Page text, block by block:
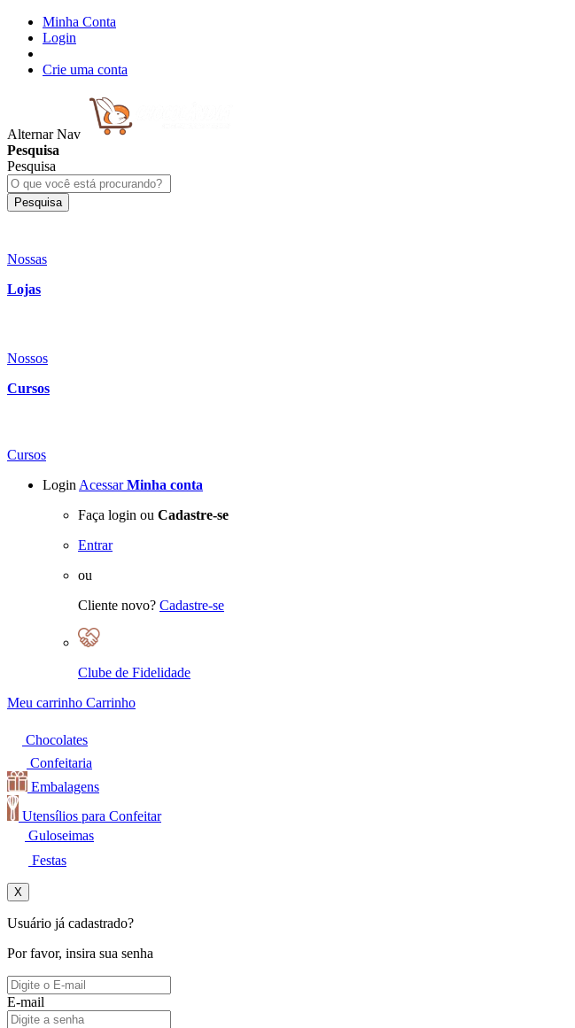
Minha Conta
Login
Crie uma conta
Alternar Nav
Pesquisa
Pesquisa
Pesquisa
Nossas
Lojas
Nossos
Cursos
Cursos
Login Acessar Minha conta
Faça login ou Cadastre-se
Entrar
ou
Cliente novo? Cadastre-se
Clube de Fidelidade
Meu carrinho Carrinho
Chocolates
Confeitaria
Embalagens
Utensílios para Confeitar
Guloseimas
Festas
X
Usuário já cadastrado?
Por favor, insira sua senha
E-mail